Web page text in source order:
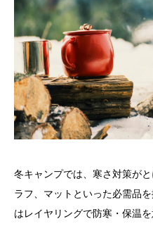
冬キャンプでは、寒さ対策が
ラフ、マットといった必需品
はレイヤリングで防寒・保温